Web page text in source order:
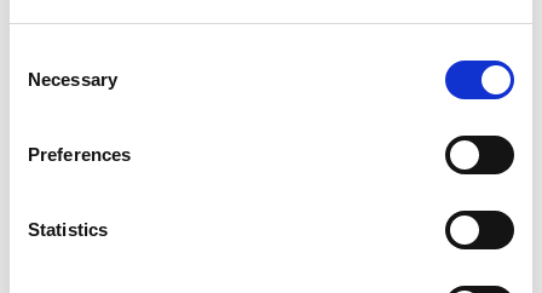
Selection
Necessary
Preferences
Statistics